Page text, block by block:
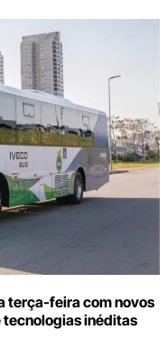
terça-feira com novos
tecnologias inéditas